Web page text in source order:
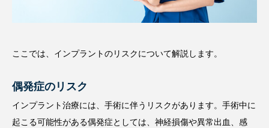
ここでは、インプラントのリスクについて解説します。
偶発症のリスク
インプラント治療には、手術に伴うリスクがあります。手術中に
起こる可能性がある偶発症としては、神経損傷や異常出血、感